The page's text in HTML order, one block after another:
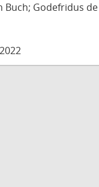
Buch; Godefridus